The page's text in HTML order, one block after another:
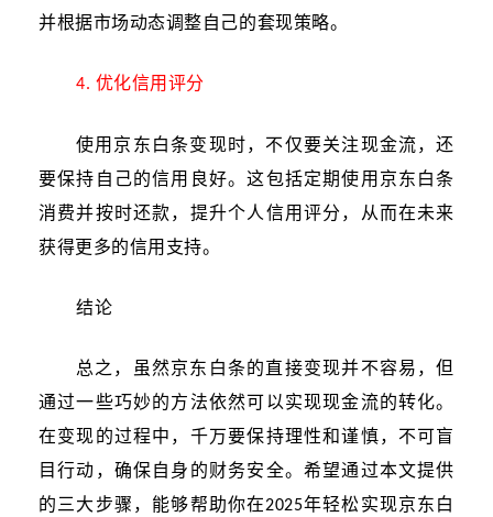
并根据市场动态调整自己的套现策略。
4. 优化信用评分
使用京东白条变现时，不仅要关注现金流，还
要保持自己的信用良好。这包括定期使用京东白条
消费并按时还款，提升个人信用评分，从而在未来
获得更多的信用支持。
结论
总之，虽然京东白条的直接变现并不容易，但
通过一些巧妙的方法依然可以实现现金流的转化。
在变现的过程中，千万要保持理性和谨慎，不可盲
目行动，确保自身的财务安全。希望通过本文提供
的三大步骤，能够帮助你在2025年轻松实现京东白